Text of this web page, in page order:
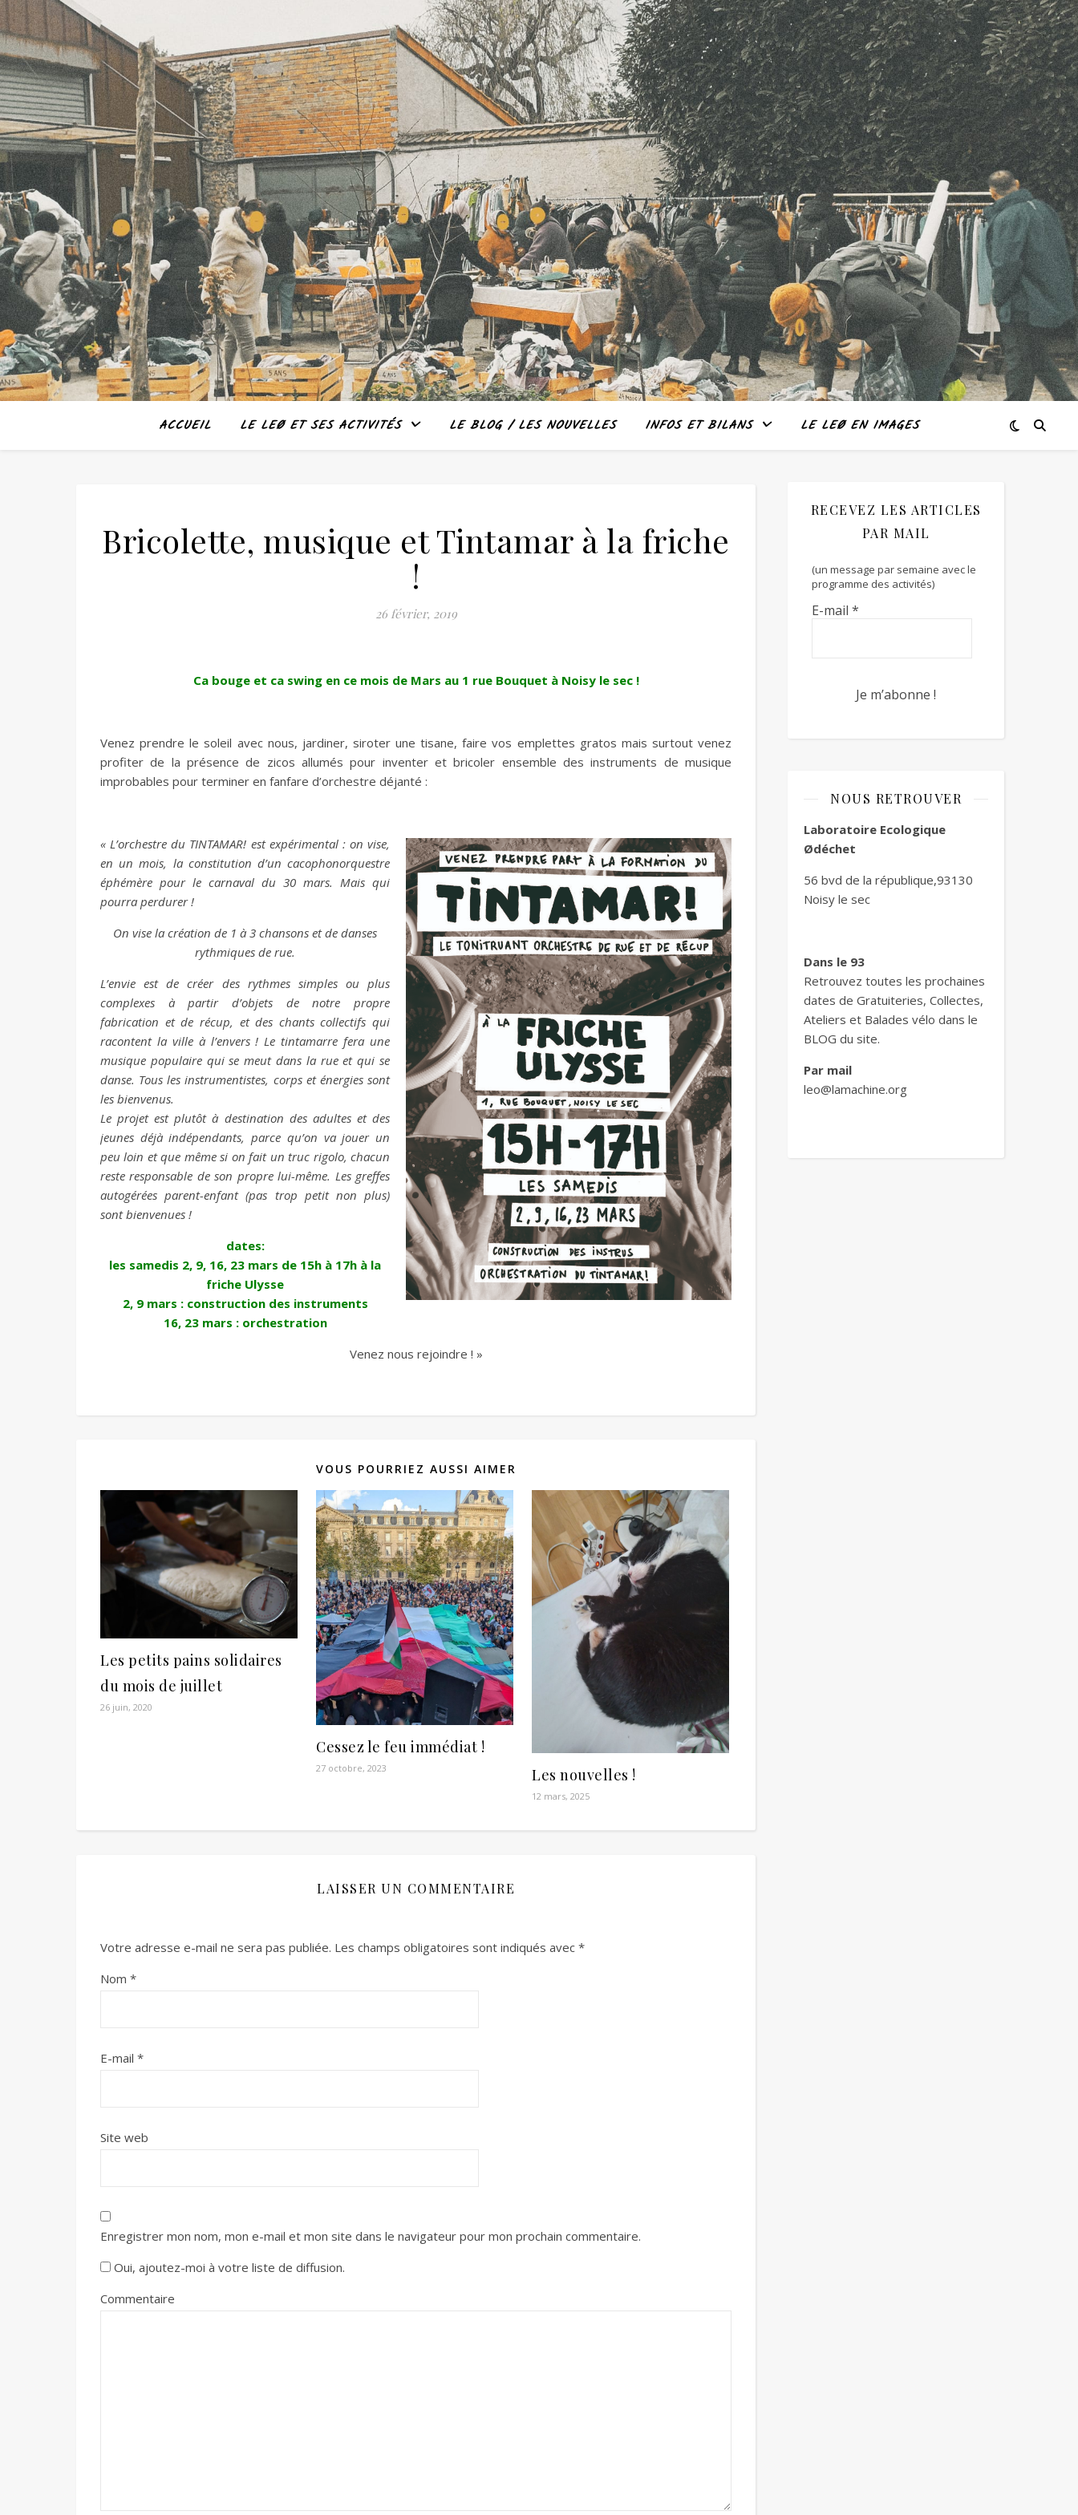
ACCUEIL LE LEØ ET SES ACTIVITÉS LE BLOG / LES NOUVELLES INFOS ET BILANS LE LEØ EN IMAGES
Bricolette, musique et Tintamar à la friche
!
26 février, 2019
Ca bouge et ca swing en ce mois de Mars au 1 rue Bouquet à Noisy le sec !
Venez prendre le soleil avec nous, jardiner, siroter une tisane, faire vos emplettes gratos mais surtout venez
profiter de la présence de zicos allumés pour inventer et bricoler ensemble des instruments de musique
improbables pour terminer en fanfare d’orchestre déjanté :
« L’orchestre du TINTAMAR! est expérimental : on vise,
en un mois, la constitution d’un cacophonorquestre
éphémère pour le carnaval du 30 mars. Mais qui
pourra perdurer !
On vise la création de 1 à 3 chansons et de danses
rythmiques de rue.
L’envie est de créer des rythmes simples ou plus
complexes à partir d’objets de notre propre
fabrication et de récup, et des chants collectifs qui
racontent la ville à l’envers ! Le tintamarre fera une
musique populaire qui se meut dans la rue et qui se
danse. Tous les instrumentistes, corps et énergies sont
les bienvenus.
Le projet est plutôt à destination des adultes et des
jeunes déjà indépendants, parce qu’on va jouer un
peu loin et que même si on fait un truc rigolo, chacun
reste responsable de son propre lui-même. Les greffes
autogérées parent-enfant (pas trop petit non plus)
sont bienvenues !
dates:
les samedis 2, 9, 16, 23 mars de 15h à 17h à la
friche Ulysse
2, 9 mars : construction des instruments
16, 23 mars : orchestration
Venez nous rejoindre ! »
VOUS POURRIEZ AUSSI AIMER
Les petits pains solidaires
du mois de juillet
26 juin, 2020
Cessez le feu immédiat !
27 octobre, 2023 Les nouvelles !
12 mars, 2025
LAISSER UN COMMENTAIRE
Votre adresse e-mail ne sera pas publiée. Les champs obligatoires sont indiqués avec *
Nom *
E-mail *
Site web
Enregistrer mon nom, mon e-mail et mon site dans le navigateur pour mon prochain commentaire.
Oui, ajoutez-moi à votre liste de diffusion.
Commentaire
RECEVEZ LES ARTICLES
PAR MAIL
(un message par semaine avec le
programme des activités)
E-mail *
NOUS RETROUVER
Laboratoire Ecologique
Ødéchet
56 bvd de la république,93130
Noisy le sec
Dans le 93
Retrouvez toutes les prochaines
dates de Gratuiteries, Collectes,
Ateliers et Balades vélo dans le
BLOG du site.
Par mail
leo@lamachine.org